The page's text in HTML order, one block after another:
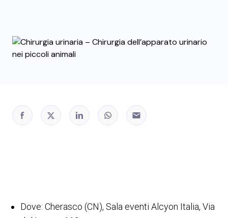
Dove: Cherasco (CN), Sala eventi Alcyon Italia, Via